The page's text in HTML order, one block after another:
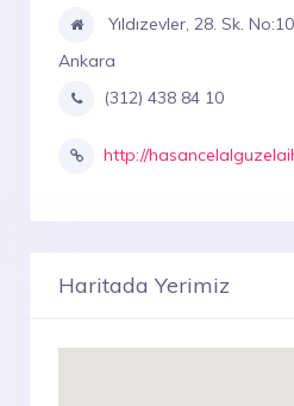
Yıldızevler, 28. Sk.
Ankara
(312) 438 84 10
http://
Haritada Yerimiz